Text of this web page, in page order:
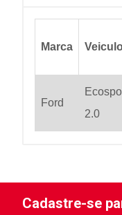
Marca Veiculo
Ford
2.0
Cadastre-se